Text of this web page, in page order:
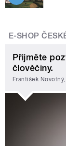
E-SHOP
Přijměte
člověčiny.
František